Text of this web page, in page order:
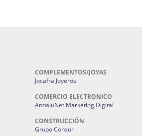
COMPLEMENTOS/JOYAS
Jocafra Joyeros
COMERCIO ELECTRONICO
AndaluNet Marketing Digital
CONSTRUCCIÓN
Grupo Consur